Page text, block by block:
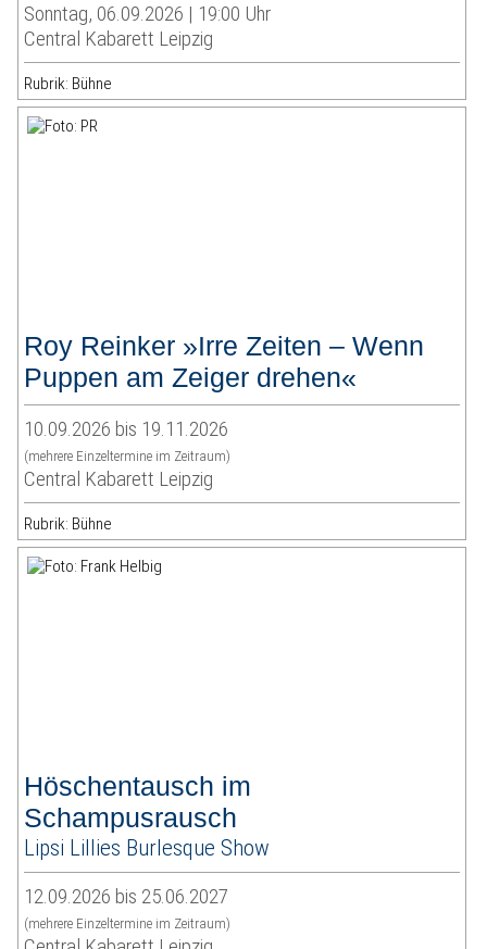
Sonntag, 06.09.2026 | 19:00 Uhr
Central Kabarett Leipzig
Rubrik: Bühne
Roy Reinker »Irre Zeiten – Wenn
Puppen am Zeiger drehen«
10.09.2026 bis 19.11.2026
(mehrere Einzeltermine im Zeitraum)
Central Kabarett Leipzig
Rubrik: Bühne
Höschentausch im
Schampusrausch
Lipsi Lillies Burlesque Show
12.09.2026 bis 25.06.2027
(mehrere Einzeltermine im Zeitraum)